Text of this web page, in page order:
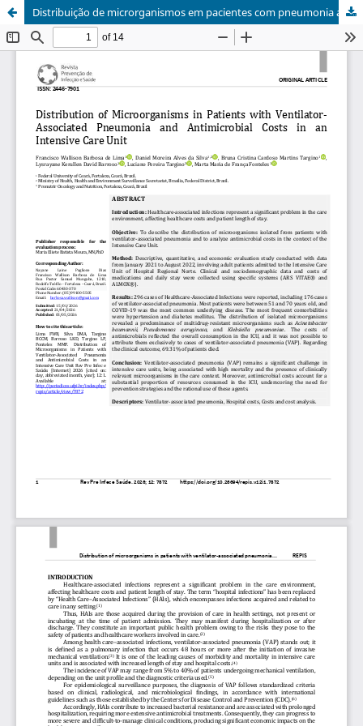
Distribuição de microrganismos em pacientes com pneumonia associada à ventilação mecânica e custos com antimicrobianos em Unidade de Terapia Intensiva